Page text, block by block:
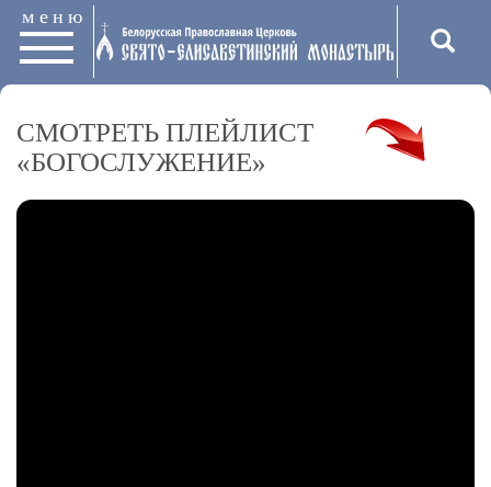
меню
СМОТРЕТЬ ПЛЕЙЛИСТ
«БОГОСЛУЖЕНИЕ»